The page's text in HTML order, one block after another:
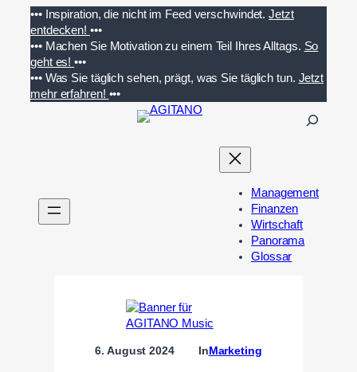
Inhalt
springen
••• Inspiration, die nicht im Feed verschwindet. Jetzt
entdecken! •••
••• Machen Sie Motivation zu einem Teil Ihres Alltags. So
geht es!•••
••• Was Sie täglich sehen, prägt, was Sie täglich tun. Jetzt
mehr erfahren! •••
n
Management
Finanzen
Wirtschaft
Panorama
Glossar
6. August 2024 InMarketing